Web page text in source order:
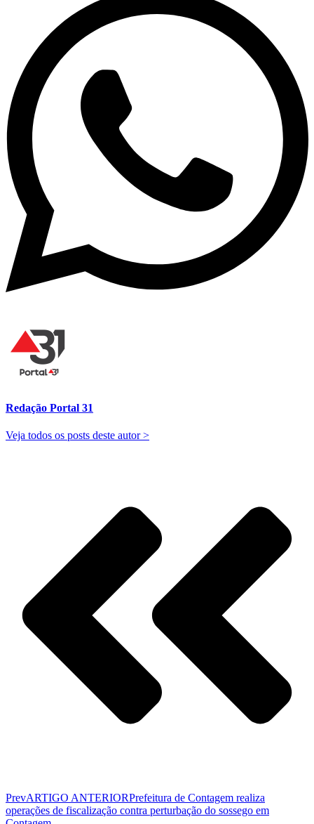
Redação Portal 31
Veja todos os posts deste autor >
PrevARTIGO ANTERIORPrefeitura de Contagem realiza
operações de fiscalização contra perturbação do sossego em